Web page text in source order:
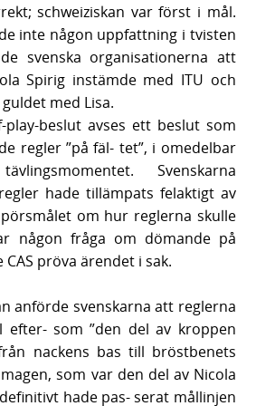
schweiziskan var först i mål.
inte någon uppfattning i tvisten
svenska organisationerna att
Spirig instämde med ITU och
med Lisa.
play-beslut avses ett beslut som
regler ”på fäl- tet”, i omedelbar
Svenskarna
hade tillämpats felaktigt av
om hur reglerna skulle
någon fråga om dömande på
pröva ärendet i sak.
anförde svenskarna att reglerna
efter- som ”den del av kroppen
nackens bas till bröstbenets
som var den del av Nicola
hade pas- serat mållinjen